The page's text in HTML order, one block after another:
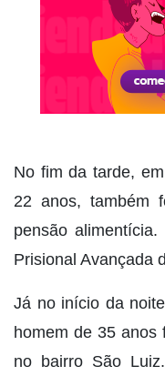
No fim da tarde,
22 anos, também
pensão
Prisional Avançada
Já no início da
homem de 35 anos
no bairro São